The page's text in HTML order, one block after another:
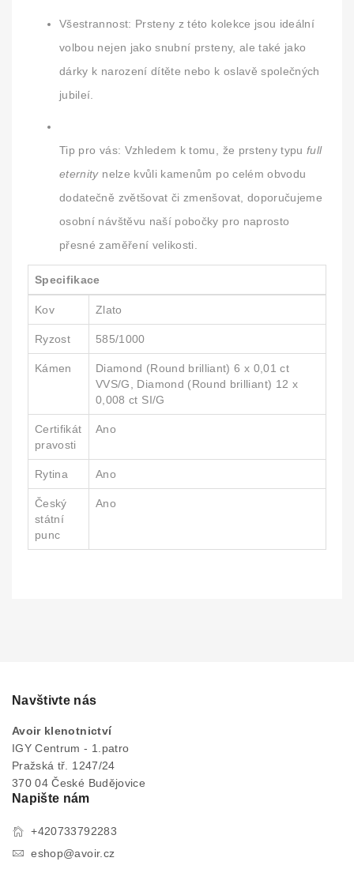
Všestrannost: Prsteny z této kolekce jsou ideální
volbou nejen jako snubní prsteny, ale také jako
dárky k narození dítěte nebo k oslavě společných
jubileí.
Tip pro vás: Vzhledem k tomu, že prsteny typufull
eternitynelze kvůli kamenům po celém obvodu
dodatečně zvětšovat či zmenšovat, doporučujeme
osobní návštěvu naší pobočky pro naprosto
přesné zaměření velikosti.
Specifikace
Kov Zlato
Ryzost 585/1000
Kámen
Diamond (Round brilliant) 6 x 0,01 ct
VVS/G, Diamond (Round brilliant) 12 x
0,008 ct SI/G
Certifikát
pravosti
Ano
Rytina Ano
Český
státní
punc
Ano
Navštivte nás
Avoir klenotnictví
IGY Centrum - 1.patro
Pražská tř. 1247/24
370 04 České Budějovice
Napište nám
+420733792283
eshop@avoir.cz